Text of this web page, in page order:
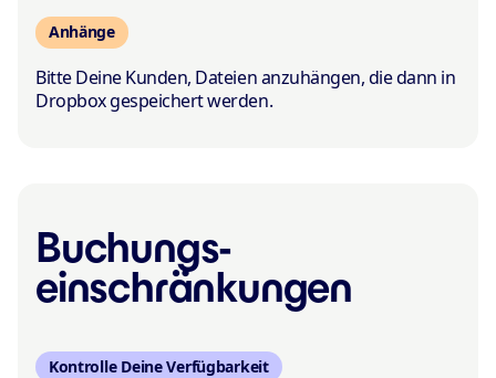
Anhänge
Bitte Deine Kunden, Dateien anzuhängen, die dann in
Dropbox gespeichert werden.
Buchungs­
einschränkungen
Kontrolle Deine Verfügbarkeit